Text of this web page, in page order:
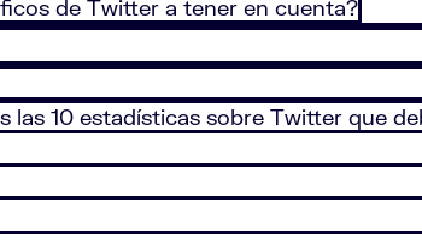
de Twitter a tener en cuenta?
las 10 estadísticas sobre Twitter que